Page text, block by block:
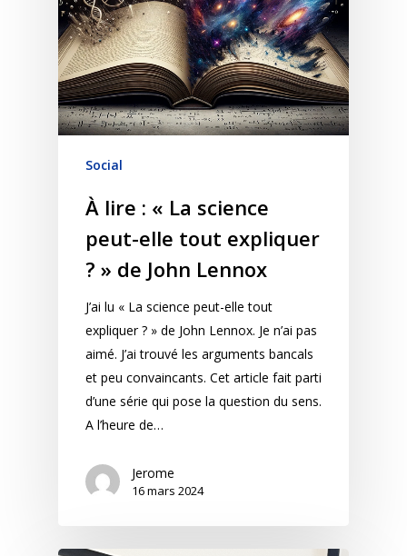
Social
À lire : « La science
peut-elle tout expliquer
? » de John Lennox
J’ai lu « La science peut-elle tout
expliquer ? » de John Lennox. Je n’ai pas
aimé. J’ai trouvé les arguments bancals
et peu convaincants. Cet article fait parti
d’une série qui pose la question du sens.
A l’heure de…
Jerome
16 mars 2024